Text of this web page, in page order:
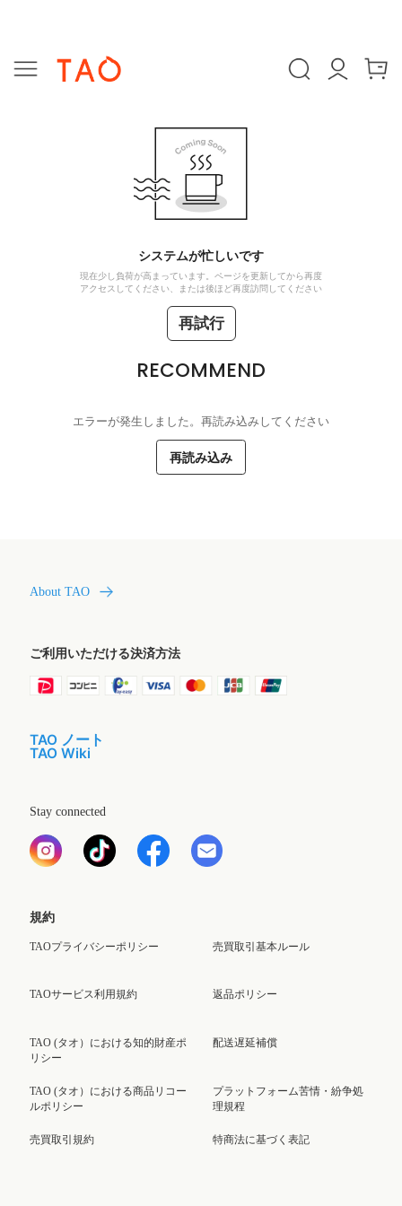
システムが忙しいです
現在少し負荷が高まっています。ページを更新してから再度
アクセスしてください、または後ほど再度訪問してください
再試行
RECOMMEND
エラーが発生しました。再読み込みしてください
再読み込み
About TAO
ご利用いただける決済方法
TAO ノート
TAO Wiki
Stay connected
規約
TAOプライバシーポリシー
TAOサービス利用規約
TAO (タオ）における知的財産ポ
リシー
TAO (タオ）における商品リコー
ルポリシー
売買取引規約
売買取引基本ルール
返品ポリシー
配送遅延補償
プラットフォーム苦情・紛争処
理規程
特商法に基づく表記